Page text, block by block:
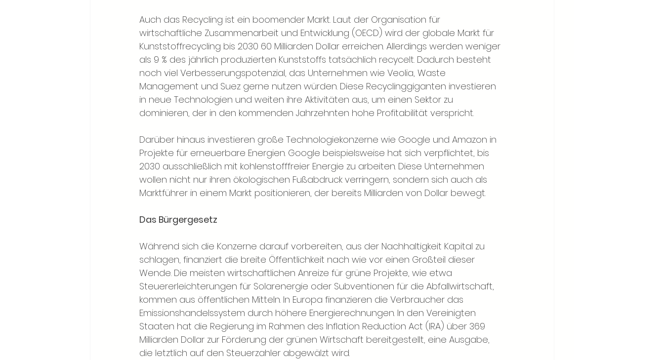
Auch das Recycling ist ein boomender Markt. Laut der Organisation für
wirtschaftliche Zusammenarbeit und Entwicklung (OECD) wird der globale Markt für
Kunststoffrecycling bis 2030 60 Milliarden Dollar erreichen. Allerdings werden weniger
als 9 % des jährlich produzierten Kunststoffs tatsächlich recycelt. Dadurch besteht
noch viel Verbesserungspotenzial, das Unternehmen wie Veolia, Waste
Management und Suez gerne nutzen würden. Diese Recyclinggiganten investieren
in neue Technologien und weiten ihre Aktivitäten aus, um einen Sektor zu
dominieren, der in den kommenden Jahrzehnten hohe Profitabilität verspricht.
Darüber hinaus investieren große Technologiekonzerne wie Google und Amazon in
Projekte für erneuerbare Energien. Google beispielsweise hat sich verpflichtet, bis
2030 ausschließlich mit kohlenstofffreier Energie zu arbeiten. Diese Unternehmen
wollen nicht nur ihren ökologischen Fußabdruck verringern, sondern sich auch als
Marktführer in einem Markt positionieren, der bereits Milliarden von Dollar bewegt.
Das Bürgergesetz
Während sich die Konzerne darauf vorbereiten, aus der Nachhaltigkeit Kapital zu
schlagen, finanziert die breite Öffentlichkeit nach wie vor einen Großteil dieser
Wende. Die meisten wirtschaftlichen Anreize für grüne Projekte, wie etwa
Steuererleichterungen für Solarenergie oder Subventionen für die Abfallwirtschaft,
kommen aus öffentlichen Mitteln. In Europa finanzieren die Verbraucher das
Emissionshandelssystem durch höhere Energierechnungen. In den Vereinigten
Staaten hat die Regierung im Rahmen des Inflation Reduction Act (IRA) über 369
Milliarden Dollar zur Förderung der grünen Wirtschaft bereitgestellt, eine Ausgabe,
die letztlich auf den Steuerzahler abgewälzt wird.